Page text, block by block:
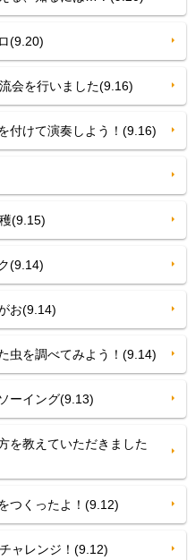
(9.20)
会を行いました(9.16)
けて演奏しよう！(9.16)
(9.15)
(9.14)
お(9.14)
を調べてみよう！(9.14)
ーイング(9.13)
を教えていただきました
くったよ！(9.12)
ャレンジ！(9.12)